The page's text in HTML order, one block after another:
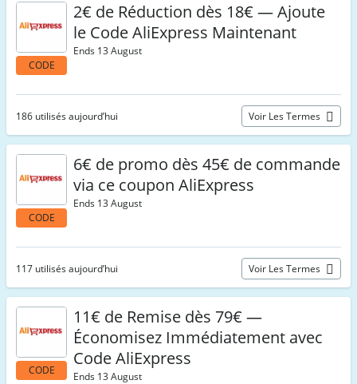
CODE
2€ de Réduction dès 18€ — Ajoute
le Code AliExpress Maintenant
Ends 13 August
186 utilisés aujourd’hui Voir Les Termes
CODE
6€ de promo dès 45€ de commande
via ce coupon AliExpress
Ends 13 August
117 utilisés aujourd’hui Voir Les Termes
CODE
11€ de Remise dès 79€ —
Économisez Immédiatement avec
Code AliExpress
Ends 13 August